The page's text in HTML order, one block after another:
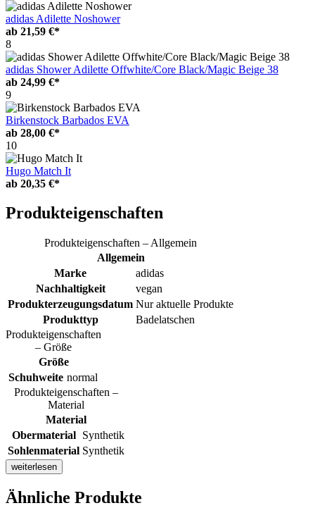
adidas Adilette Noshower
ab 21,59 €*
8
adidas Shower Adilette Offwhite/Core Black/Magic Beige 38
ab 24,99 €*
9
Birkenstock Barbados EVA
ab 28,00 €*
10
Hugo Match It
ab 20,35 €*
Produkteigenschaften
Produkteigenschaften – Allgemein
Allgemein
Marke
adidas
Nachhaltigkeit
vegan
Produkterzeugungsdatum Nur aktuelle Produkte
Produkttyp
Badelatschen
Produkteigenschaften
– Größe
Größe
Schuhweite normal
Produkteigenschaften –
Material
Material
Obermaterial
Synthetik
Sohlenmaterial Synthetik
weiterlesen
Ähnliche Produkte